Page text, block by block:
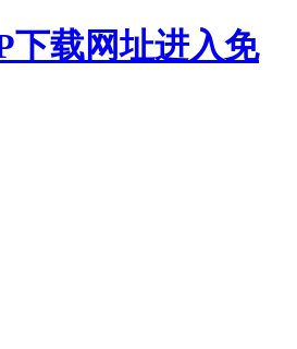
下载网址进入免